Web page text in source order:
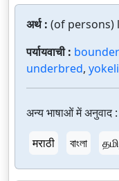
अर्थ : (of persons)
पर्यायवाची :
underbred,
अन्य भाषाओं में अनुवाद :
मराठी
বাংলা